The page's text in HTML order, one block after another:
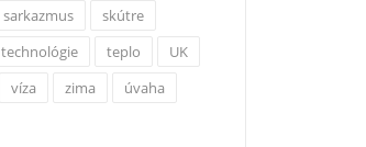
sarkazmus
skútre
technológie teplo
UK
víza zima úvaha